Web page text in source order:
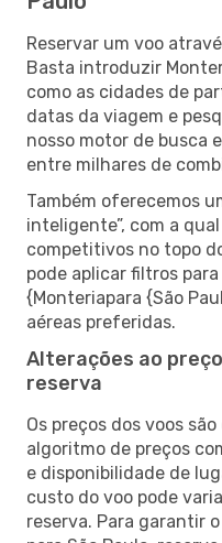
Reservar um voo
Basta introduzir
como as cidades de
datas da viagem e
nosso motor de busca
entre milhares de
Também oferecemos
inteligente”, com a
competitivos no topo
pode aplicar filtros
{Monteriapara {São
aéreas preferidas.
Alterações ao
reserva
Os preços dos voos
algoritmo de preços
e disponibilidade de
custo do voo pode
reserva. Para garantir